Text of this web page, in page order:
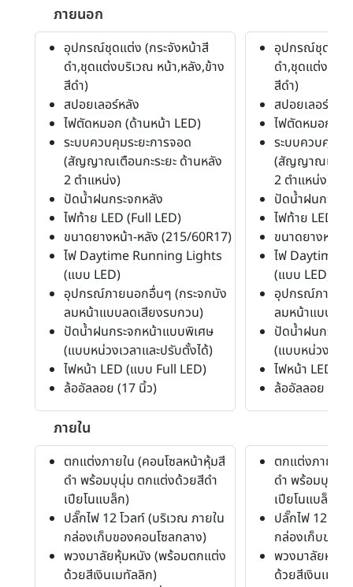
ภายนอก
อุปกรณ์ชุดแต่ง (กระจังหน้าสี
ดำ,ชุดแต่งบริเวณ หน้า,หลัง,ข้าง
สีดำ)
สปอยเลอร์หลัง
ไฟตัดหมอก (ด้านหน้า LED)
ระบบควบคุมระยะการจอด
(สัญญาณเตือนกะระยะ ด้านหลัง
2 ตำแหน่ง)
ปัดน้ำฝนกระจกหลัง
ไฟท้าย LED (Full LED)
ขนาดยางหน้า-หลัง (215/60R17)
ไฟ Daytime Running Lights
(แบบ LED)
อุปกรณ์ภายนอกอื่นๆ (กระจกบัง
ลมหน้าแบบลดเสียงรบกวน)
ปัดน้ำฝนกระจกหน้าแบบพิเศษ
(แบบหน่วงเวลาและปรับตั้งได้)
ไฟหน้า LED (แบบ Full LED)
ล้ออัลลอย (17 นิ้ว)
อุปกรณ์ชุดแต่ง
ดำ,ชุดแต่งบริเ
สีดำ)
สปอยเลอร์หลัง
ไฟตัดหมอก (ด้
ระบบควบคุมระ
(สัญญาณเตือน
2 ตำแหน่ง)
ปัดน้ำฝนกระจ
ไฟท้าย LED
ขนาดยางหน้า
ไฟ Daytime
(แบบ LED)
อุปกรณ์ภายน
ลมหน้าแบบลด
ปัดน้ำฝนกระจ
(แบบหน่วงเวล
ไฟหน้า LED (
ล้ออัลลอย (17
ภายใน
ตกแต่งภายใน (คอนโซลหน้าหุ้มสี
ดำ พร้อมบุนุ่ม ตกแต่งด้วยสีดำ
เปียโนแบล็ก)
ปลั๊กไฟ 12 โวลท์ (บริเวณ ภายใน
กล่องเก็บของคอนโซลกลาง)
พวงมาลัยหุ้มหนัง (พร้อมตกแต่ง
ด้วยสีเงินเมทัลลิก)
ตกแต่งภายใน
ดำ พร้อมบุนุ่ม
เปียโนแบล็ก)
ปลั๊กไฟ 12 โว
กล่องเก็บของ
พวงมาลัยหุ้มห
ด้วยสีเงินเมทัล